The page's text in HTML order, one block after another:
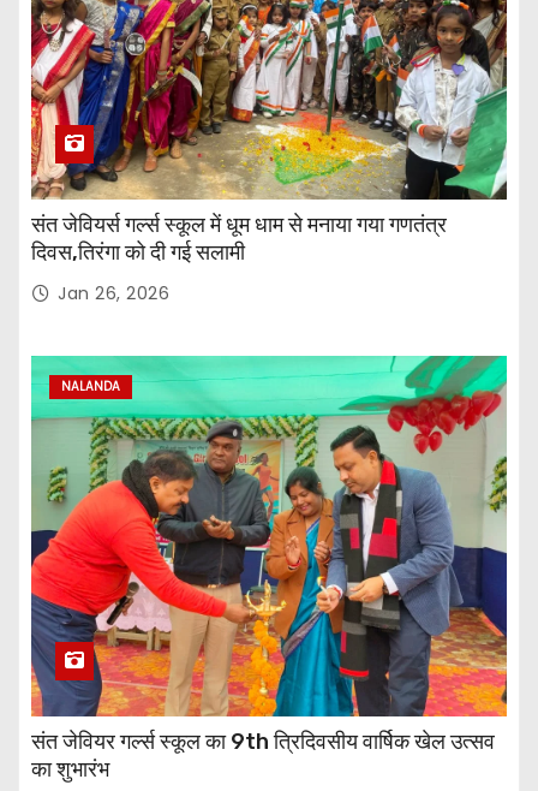
संत जेवियर्स गर्ल्स स्कूल में धूम धाम से मनाया गया गणतंत्र
दिवस,तिरंगा को दी गई सलामी
Jan 26, 2026
NALANDA
संत जेवियर गर्ल्स स्कूल का 9th त्रिदिवसीय वार्षिक खेल उत्सव
का शुभारंभ